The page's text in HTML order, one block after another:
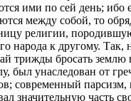
ими по сей день; ибо
между собой, то
религии,
народа к другому. Так,
трижды бросать землю
был унаследован от
современный парсизм,
значительную часть